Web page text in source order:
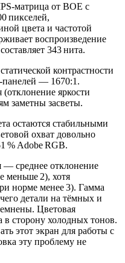
от BOE с
пикселей,
цвета и частотой
воспроизведение
343 нита.
контрастности
— 1670:1.
(отклонение яркости
заметны засветы.
остаются стабильными
охват довольно
% Adobe RGB.
— среднее отклонение
меньше 2), хотя
норме менее 3). Гамма
детали на тёмных и
Цветовая
в сторону холодных тонов.
этот экран для работы с
эту проблему не